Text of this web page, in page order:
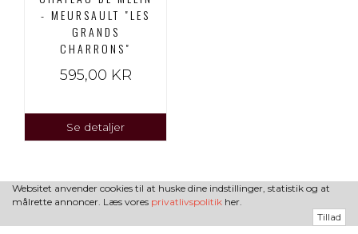
- MEURSAULT "LES
GRANDS
CHARRONS"
595,00 KR
Se detaljer
Websitet anvender cookies til at huske dine indstillinger, statistik og at
målrette annoncer. Læs vores privatlivspolitik her.
Tillad